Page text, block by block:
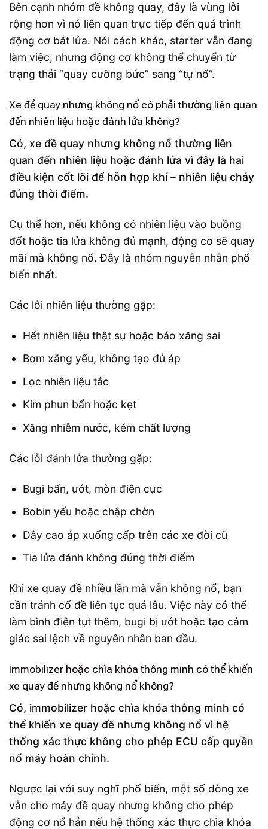
Bên cạnh nhóm đề không quay, đây là vùng lỗi
rộng hơn vì nó liên quan trực tiếp đến quá trình
động cơ bắt lửa. Nói cách khác, starter vẫn đang
làm việc, nhưng động cơ không thể chuyển từ
trạng thái “quay cưỡng bức” sang “tự nổ”.
Xe đề quay nhưng không nổ có phải thường liên quan
đến nhiên liệu hoặc đánh lửa không?
Có, xe đề quay nhưng không nổ thường liên
quan đến nhiên liệu hoặc đánh lửa vì đây là hai
điều kiện cốt lõi để hỗn hợp khí – nhiên liệu cháy
đúng thời điểm.
Cụ thể hơn, nếu không có nhiên liệu vào buồng
đốt hoặc tia lửa không đủ mạnh, động cơ sẽ quay
mãi mà không nổ. Đây là nhóm nguyên nhân phổ
biến nhất.
Các lỗi nhiên liệu thường gặp:
Hết nhiên liệu thật sự hoặc báo xăng sai
Bơm xăng yếu, không tạo đủ áp
Lọc nhiên liệu tắc
Kim phun bẩn hoặc kẹt
Xăng nhiễm nước, kém chất lượng
Các lỗi đánh lửa thường gặp:
Bugi bẩn, ướt, mòn điện cực
Bobin yếu hoặc chập chờn
Dây cao áp xuống cấp trên các xe đời cũ
Tia lửa đánh không đúng thời điểm
Khi xe quay đề nhiều lần mà vẫn không nổ, bạn
cần tránh cố đề liên tục quá lâu. Việc này có thể
làm bình điện tụt thêm, bugi bị ướt hoặc tạo cảm
giác sai lệch về nguyên nhân ban đầu.
Immobilizer hoặc chìa khóa thông minh có thể khiến
xe quay đề nhưng không nổ không?
Có, immobilizer hoặc chìa khóa thông minh có
thể khiến xe quay đề nhưng không nổ vì hệ
thống xác thực không cho phép ECU cấp quyền
nổ máy hoàn chỉnh.
Ngược lại với suy nghĩ phổ biến, một số dòng xe
vẫn cho máy đề quay nhưng không cho phép
động cơ nổ hẳn nếu hệ thống xác thực chìa khóa